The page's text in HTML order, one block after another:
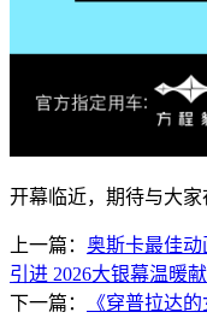
开幕临近，期待与大家
上一篇： 奥斯卡最佳
引进 2026大银幕温暖献
下一篇：
《穿普拉达